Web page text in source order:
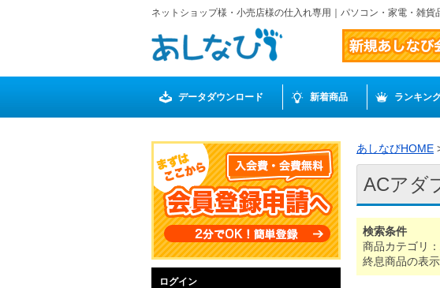
ネットショップ様・小売店様の仕入れ専用｜パソコン・家電・雑
データダウンロード 新着商品 ランキン
ログイン
あしなびHOME
ACアダ
検索条件
商品カテゴリ
終息商品の表